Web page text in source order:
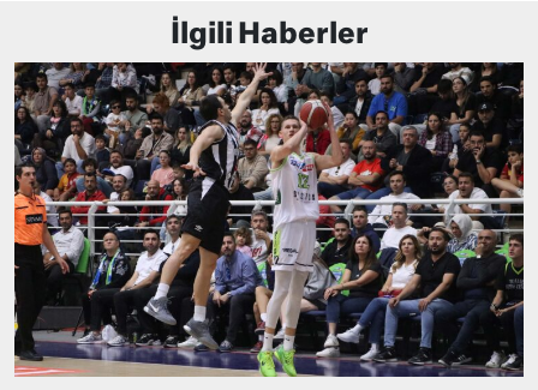
İlgili Haberler